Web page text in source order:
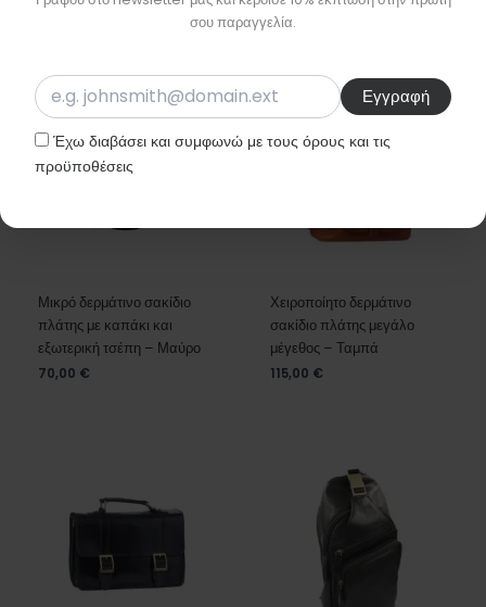
σου παραγγελία.
Έχω διαβάσει και συμφωνώ με τους όρους και τις
προϋποθέσεις
105,00 €
Μικρό δερμάτινο σακίδιο
πλάτης με καπάκι και
εξωτερική τσέπη – Μαύρο
70,00 €
Χειροποίητο δερμάτινο
σακίδιο πλάτης μεγάλο
μέγεθος – Ταμπά
115,00 €